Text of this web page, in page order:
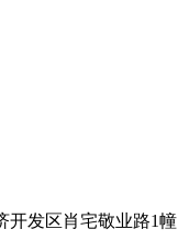
开发区肖宅敬业路1幢